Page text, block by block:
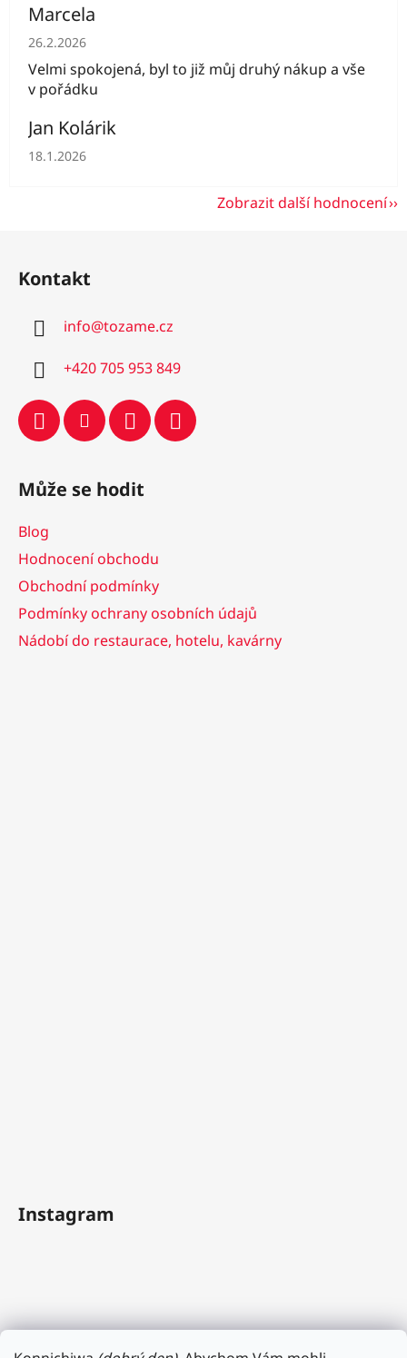
Marcela
Hodnocení obchodu je 5 z 5 hvězdiček.
26.2.2026
Velmi spokojená, byl to již můj druhý nákup a vše
v pořádku
Jan Kolárik
Hodnocení obchodu je 5 z 5 hvězdiček.
18.1.2026
Zobrazit další hodnocení
Kontakt
info@tozame.cz
+420 705 953 849
Může se hodit
Blog
Hodnocení obchodu
Obchodní podmínky
Podmínky ochrany osobních údajů
Nádobí do restaurace, hotelu, kavárny
Instagram